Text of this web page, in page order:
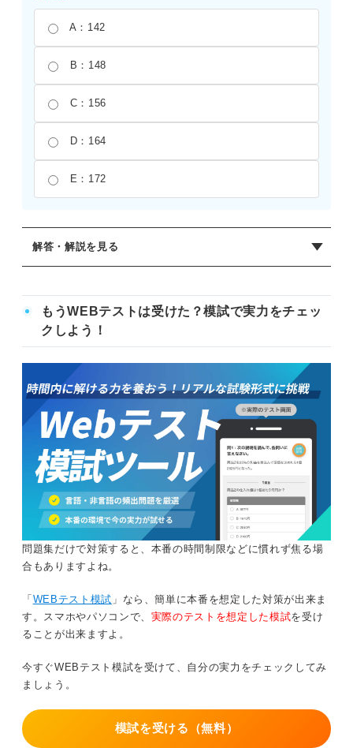
A：142
B：148
C：156
D：164
E：172
解答・解説を見る
n進数を10進数に変換するときは、nの累乗を用いて計算を
おこなう。4進数の2,130であれば、右から順に4の0乗、1
乗、2乗、3乗の重みを持つ。計算式は、0×4^0＋3×4^1＋
を誤ったり、位ごとの数値を掛け合わせる際に見間違えた
りしないよう注意が必要。
もうWEBテストは受けた？模試で実力をチェッ
クしよう！
問題集だけで対策すると、本番の時間制限などに慣れず焦る場
合もありますよね。
「 WEBテスト模試 」なら、簡単に本番を想定した対策が出来ま
す。スマホやパソコンで、 実際のテストを想定した模試を受け
ることが出来ますよ。
今すぐWEBテスト模試を受けて、自分の実力をチェックしてみ
ましょう。
模試を受ける（無料）